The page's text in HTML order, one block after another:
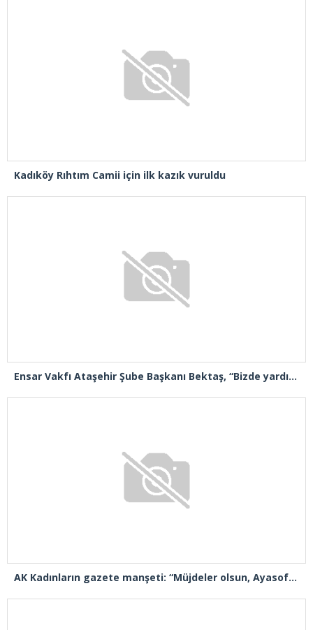
Kadıköy Rıhtım Camii için ilk kazık vuruldu
Ensar Vakfı Ataşehir Şube Başkanı Bektaş, “Bizde yardım kelimesi yok, bizde paylaşmak ve hediyeleşmek var”
AK Kadınların gazete manşeti: “Müjdeler olsun, Ayasofya açıldı”